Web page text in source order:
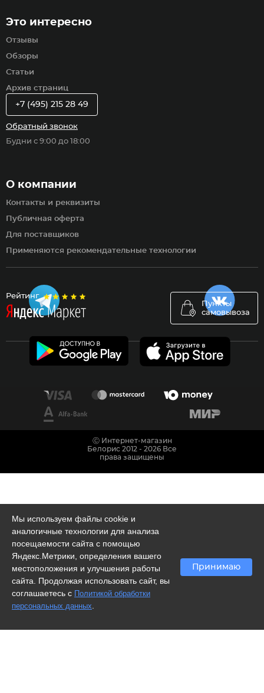
Рейтинг
Пункты
самовывоза
Это интересно
Отзывы
Обзоры
Статьи
Архив страниц
О компании
Контакты и реквизиты
Публичная оферта
Для поставщиков
Применяются рекомендательные технологии
+7 (495) 215 28 49
Обратный звонок
Будни с 9:00 до 18:00
Мы используем файлы cookie и
аналогичные технологии для анализа
посещаемости сайта с помощью
Яндекс.Метрики, определения вашего
местоположения и улучшения работы
сайта. Продолжая использовать сайт, вы
соглашаетесь с Политикой обработки
персональных данных
Принимаю
Ⓒ Интернет-магазин
Белорис 2012 - 2026 Все
права защищены